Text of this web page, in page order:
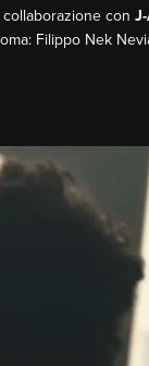
collaborazione con
Filippo Nek